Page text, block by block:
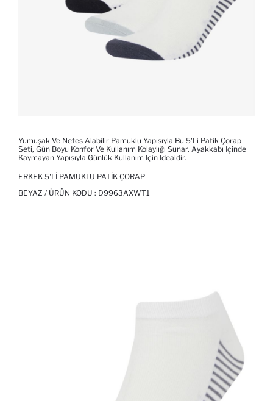
Yumuşak Ve Nefes Alabilir Pamuklu Yapısıyla Bu 5'li Patik Çorap
Seti, Gün Boyu Konfor Ve Kullanım Kolaylığı Sunar. Ayakkabı Içinde
Kaymayan Yapısıyla Günlük Kullanım Için Idealdir.
ERKEK 5'LI PAMUKLU PATIK ÇORAP
BEYAZ / ÜRÜN KODU : D9963AXWT1